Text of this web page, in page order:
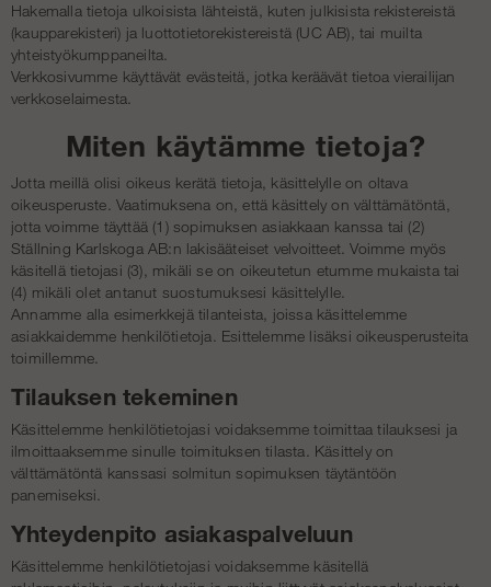
Hakemalla tietoja ulkoisista lähteistä, kuten julkisista rekistereistä
(kaupparekisteri) ja luottotietorekistereistä (UC AB), tai muilta
yhteistyökumppaneilta.
Verkkosivumme käyttävät evästeitä, jotka keräävät tietoa vierailijan
verkkoselaimesta.
Miten käytämme tietoja?
Jotta meillä olisi oikeus kerätä tietoja, käsittelylle on oltava
oikeusperuste. Vaatimuksena on, että käsittely on välttämätöntä,
jotta voimme täyttää (1) sopimuksen asiakkaan kanssa tai (2)
Ställning Karlskoga AB:n lakisääteiset velvoitteet. Voimme myös
käsitellä tietojasi (3), mikäli se on oikeutetun etumme mukaista tai
(4) mikäli olet antanut suostumuksesi käsittelylle.
Annamme alla esimerkkejä tilanteista, joissa käsittelemme
asiakkaidemme henkilötietoja. Esittelemme lisäksi oikeusperusteita
toimillemme.
Tilauksen tekeminen
Käsittelemme henkilötietojasi voidaksemme toimittaa tilauksesi ja
ilmoittaaksemme sinulle toimituksen tilasta. Käsittely on
välttämätöntä kanssasi solmitun sopimuksen täytäntöön
panemiseksi.
Yhteydenpito asiakaspalveluun
Käsittelemme henkilötietojasi voidaksemme käsitellä